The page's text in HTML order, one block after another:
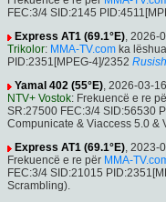
FEC:3/4 SID:2145
Express AT1 (69.1°E), 2026-
Trikolor: MMA-TV.com ka
PID:2351[MPEG-4]/2352
Yamal 402 (55°E), 2026-03-16
NTV+ Vostok: Frekuencë e re
SR:27500 FEC:3/4 SID:56530
Compunicate & Viaccess 5.0 &
Express AT1 (69.1°E), 2023-
Frekuencë e re për MMA-
FEC:3/4 SID:21015
Scrambling).